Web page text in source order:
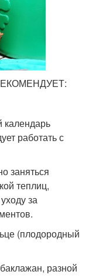
работать с
заняться
теплиц,
за
(плодородный
разной